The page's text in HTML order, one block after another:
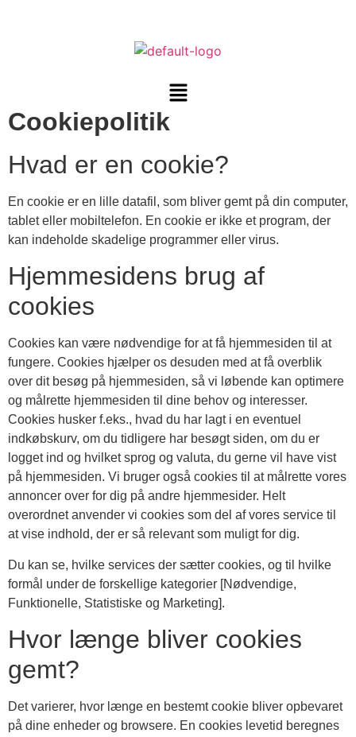
Cookiepolitik
Hvad er en cookie?
En cookie er en lille datafil, som bliver gemt på din computer,
tablet eller mobiltelefon. En cookie er ikke et program, der
kan indeholde skadelige programmer eller virus.
Hjemmesidens brug af
cookies
Cookies kan være nødvendige for at få hjemmesiden til at
fungere. Cookies hjælper os desuden med at få overblik
over dit besøg på hjemmesiden, så vi løbende kan optimere
og målrette hjemmesiden til dine behov og interesser.
Cookies husker f.eks., hvad du har lagt i en eventuel
indkøbskurv, om du tidligere har besøgt siden, om du er
logget ind og hvilket sprog og valuta, du gerne vil have vist
på hjemmesiden. Vi bruger også cookies til at målrette vores
annoncer over for dig på andre hjemmesider. Helt
overordnet anvender vi cookies som del af vores service til
at vise indhold, der er så relevant som muligt for dig.
Du kan se, hvilke services der sætter cookies, og til hvilke
formål under de forskellige kategorier [Nødvendige,
Funktionelle, Statistiske og Marketing].
Hvor længe bliver cookies
gemt?
Det varierer, hvor længe en bestemt cookie bliver opbevaret
på dine enheder og browsere. En cookies levetid beregnes